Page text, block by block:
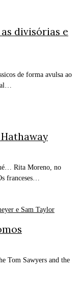
divisórias e
de forma avulsa ao
Rita Moreno, no
franceses…
Tom Sawyers and the